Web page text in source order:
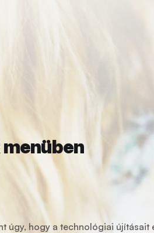
menüben
hogy a technológiai újításait